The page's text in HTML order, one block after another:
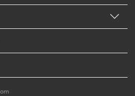
кредиты